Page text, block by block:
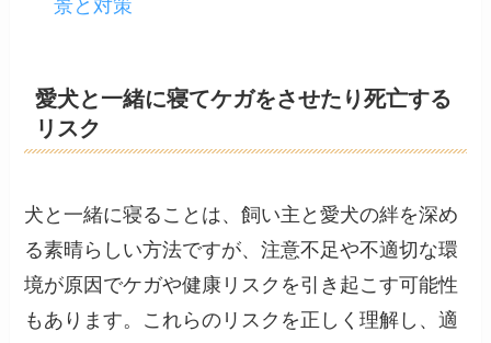
景と対策
愛犬と一緒に寝てケガをさせたり死亡する
リスク
犬と一緒に寝ることは、飼い主と愛犬の絆を深め
る素晴らしい方法ですが、注意不足や不適切な環
境が原因でケガや健康リスクを引き起こす可能性
もあります。これらのリスクを正しく理解し、適